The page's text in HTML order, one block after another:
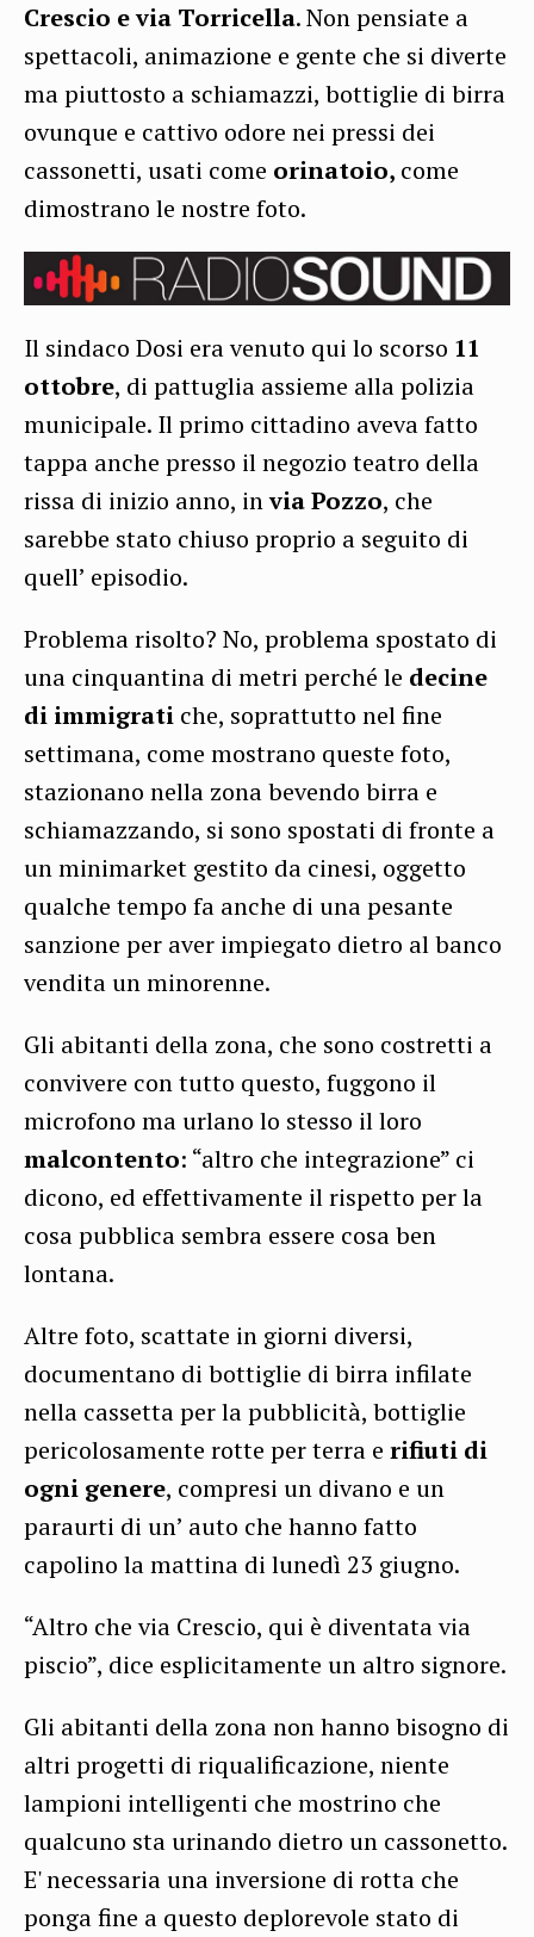
Crescio e via Torricella. Non pensiate a
spettacoli, animazione e gente che si diverte
ma piuttosto a schiamazzi, bottiglie di birra
ovunque e cattivo odore nei pressi dei
cassonetti, usati come orinatoio, come
dimostrano le nostre foto.
Il sindaco Dosi era venuto qui lo scorso 11
ottobre, di pattuglia assieme alla polizia
municipale. Il primo cittadino aveva fatto
tappa anche presso il negozio teatro della
rissa di inizio anno, invia Pozzo, che
sarebbe stato chiuso proprio a seguito di
quell’ episodio.
Problema risolto? No, problema spostato di
una cinquantina di metri perché le decine
di immigrati che, soprattutto nel fine
settimana, come mostrano queste foto,
stazionano nella zona bevendo birra e
schiamazzando, si sono spostati di fronte a
un minimarket gestito da cinesi, oggetto
qualche tempo fa anche di una pesante
sanzione per aver impiegato dietro al banco
vendita un minorenne.
Gli abitanti della zona, che sono costretti a
convivere con tutto questo, fuggono il
microfono ma urlano lo stesso il loro
malcontento: “altro che integrazione” ci
dicono, ed effettivamente il rispetto per la
cosa pubblica sembra essere cosa ben
lontana.
Altre foto, scattate in giorni diversi,
documentano di bottiglie di birra infilate
nella cassetta per la pubblicità, bottiglie
pericolosamente rotte per terra e rifiuti di
ogni genere, compresi un divano e un
paraurti di un’ auto che hanno fatto
capolino la mattina di lunedì 23 giugno.
“Altro che via Crescio, qui è diventata via
piscio”, dice esplicitamente un altro signore.
Gli abitanti della zona non hanno bisogno di
altri progetti di riqualificazione, niente
lampioni intelligenti che mostrino che
qualcuno sta urinando dietro un cassonetto.
E' necessaria una inversione di rotta che
ponga fine a questo deplorevole stato di